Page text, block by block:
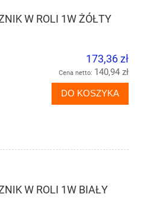
W ROLI 1W ŻÓŁTY
173,36 zł
Cena netto: 140,94 zł
DO KOSZYKA
W ROLI 1W BIAŁY